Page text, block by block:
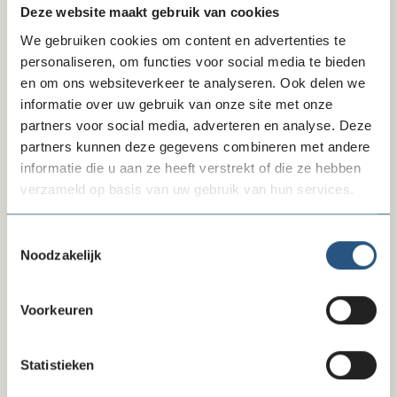
Deze website maakt gebruik van cookies
We gebruiken cookies om content en advertenties te
personaliseren, om functies voor social media te bieden
en om ons websiteverkeer te analyseren. Ook delen we
informatie over uw gebruik van onze site met onze
partners voor social media, adverteren en analyse. Deze
partners kunnen deze gegevens combineren met andere
informatie die u aan ze heeft verstrekt of die ze hebben
verzameld op basis van uw gebruik van hun services.
Noodzakelijk
Voorkeuren
Statistieken
te bouwen bij partners, financiers en je achterban.
Verder werk je zo goed mogelijk samen met andere
afdelingen (met vaak een verschillende insteek), collega-
organisaties, stakeholders en de doelgroep zelf om je
impact te vergroten
Programma
Bekijk via de link hieronder het programma en de
tafelleiders in detail.
Bekijk ook
Programma